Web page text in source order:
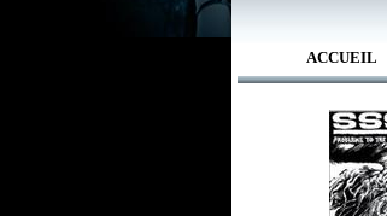
ACCUEIL